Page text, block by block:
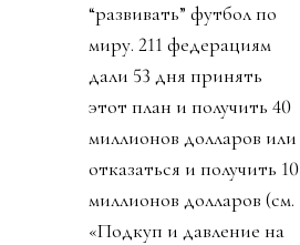
“развивать” футбол по
миру. 211 федерациям
дали 53 дня принять
этот план и получить 40
миллионов долларов или
отказаться и получить 10
миллионов долларов (см.
«Подкуп и давление на